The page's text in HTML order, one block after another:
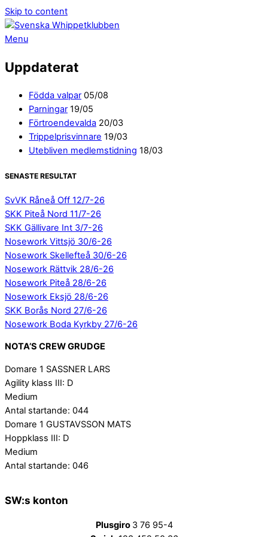
Skip to content
Menu
Uppdaterat
Födda valpar 05/08
Parningar 19/05
Förtroendevalda 20/03
Trippelprisvinnare 19/03
Utebliven medlemstidning 18/03
SENASTE RESULTAT
SvVK Råneå Off 12/7-26
SKK Piteå Nord 11/7-26
SKK Gällivare Int 3/7-26
Nosework Vittsjö 30/6-26
Nosework Skellefteå 30/6-26
Nosework Rättvik 28/6-26
Nosework Piteå 28/6-26
Nosework Eksjö 28/6-26
SKK Borås Nord 27/6-26
Nosework Boda Kyrkby 27/6-26
NOTA’S CREW GRUDGE
Domare 1 SASSNER LARS
Agility klass III: D
Medium
Antal startande: 044
Domare 1 GUSTAVSSON MATS
Hoppklass III: D
Medium
Antal startande: 046
SW:s konton
Plusgiro 3 76 95-4